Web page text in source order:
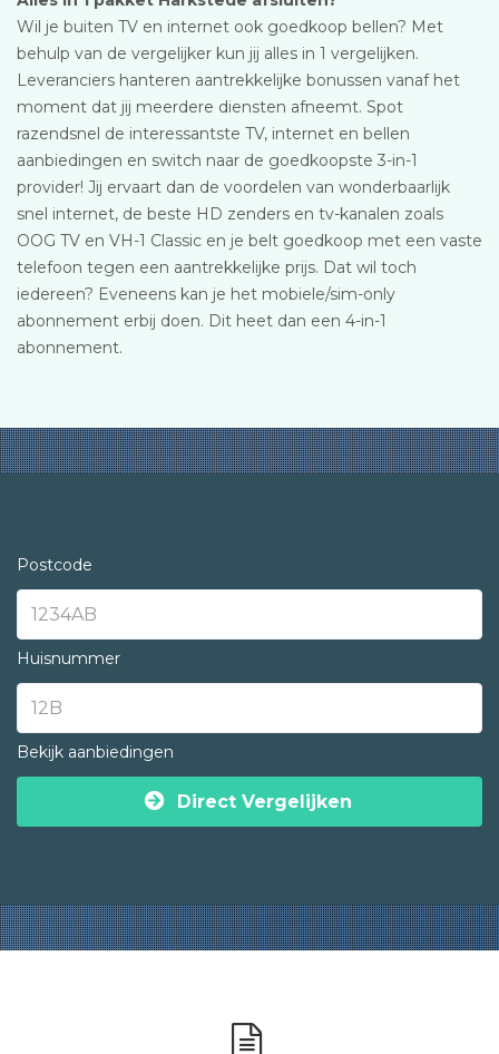
Wil je buiten TV en internet ook goedkoop bellen? Met
behulp van de vergelijker kun jij alles in 1 vergelijken.
Leveranciers hanteren aantrekkelijke bonussen vanaf het
moment dat jij meerdere diensten afneemt. Spot
razendsnel de interessantste TV, internet en bellen
aanbiedingen en switch naar de goedkoopste 3-in-1
provider! Jij ervaart dan de voordelen van wonderbaarlijk
snel internet, de beste HD zenders en tv-kanalen zoals
OOG TV en VH-1 Classic en je belt goedkoop met een vaste
telefoon tegen een aantrekkelijke prijs. Dat wil toch
iedereen? Eveneens kan je het mobiele/sim-only
abonnement erbij doen. Dit heet dan een 4-in-1
abonnement.
Postcode
Huisnummer
Bekijk aanbiedingen
Direct Vergelijken